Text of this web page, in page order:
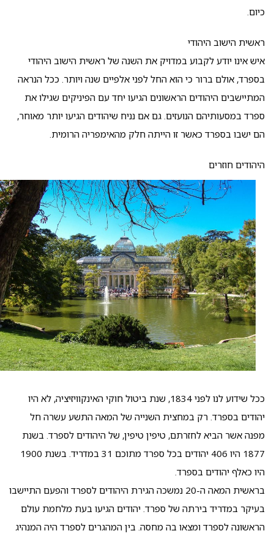
כיום.
ראשית הישוב היהודי
איש אינו יודע לקבוע במדויק את השנה של ראשית הישוב היהודי
בספרד, אולם ברור כי הוא החל לפני אלפיים שנה ויותר. ככל הנראה
המתיישבים היהודים הראשונים הגיעו יחד עם הפיניקים שגילו את
ספרד במסעותיהם הנועזים. גם אם נניח שיהודים הגיעו יותר מאוחר,
הם ישבו בספרד כאשר זו הייתה חלק מהאימפריה הרומית.
היהודים חוזרים
ככל שידוע לנו לפני 1834, שנת ביטול חוקי האינקוויזיציה, לא היו
יהודים בספרד. רק במחצית השנייה של המאה התשע עשרה חל
מפנה אשר הביא לחזרתם, טיפין טיפין, של היהודים לספרד. בשנת
1877 היו 406 יהודים בכל ספרד מתוכם 31 במדריד. בשנת 1900
היו כאלף יהודים בספרד.
בראשית המאה ה-20 נמשכה הגירת היהודים לספרד והפעם התיישבו
בעיקר במדריד בירתה של ספרד. יהודים הגיעו בעת מלחמת עולם
הראשונה לספרד ומצאו בה מחסה. בין המהגרים לספרד היה המנהיג